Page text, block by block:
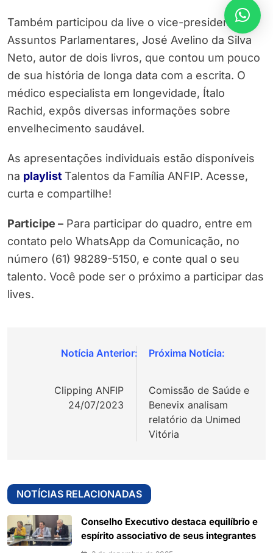
Também participou da live o vice-presidente de
Assuntos Parlamentares, José Avelino da Silva
Neto, autor de dois livros, que contou um pouco
de sua história de longa data com a escrita. O
médico especialista em longevidade, Ítalo
Rachid, expôs diversas informações sobre
envelhecimento saudável.
As apresentações individuais estão disponíveis
na playlist Talentos da Família ANFIP. Acesse,
curta e compartilhe!
Participe – Para participar do quadro, entre em
contato pelo WhatsApp da Comunicação, no
número (61) 98289-5150, e conte qual o seu
talento. Você pode ser o próximo a participar das
lives.
Navegação
Clipping ANFIP
24/07/2023
Comissão de Saúde e
Benevix analisam
relatório da Unimed
Vitória
NOTÍCIAS RELACIONADAS
Conselho Executivo destaca equilíbrio e
espírito associativo de seus integrantes